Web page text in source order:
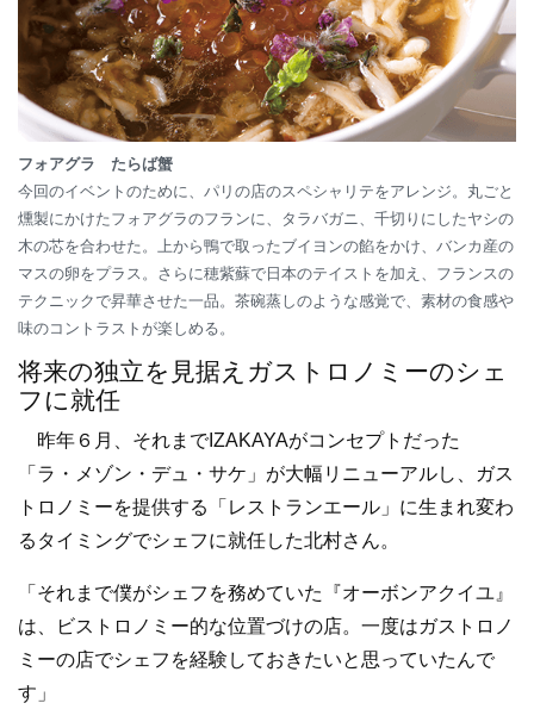
フォアグラ たらば蟹
今回のイベントのために、パリの店のスペシャリテをアレンジ。丸ごと
燻製にかけたフォアグラのフランに、タラバガニ、千切りにしたヤシの
木の芯を合わせた。上から鴨で取ったブイヨンの餡をかけ、バンカ産の
マスの卵をプラス。さらに穂紫蘇で日本のテイストを加え、フランスの
テクニックで昇華させた一品。茶碗蒸しのような感覚で、素材の食感や
味のコントラストが楽しめる。
将来の独立を見据えガストロノミーのシェ
フに就任
昨年６月、それまでIZAKAYAがコンセプトだった
「ラ・メゾン・デュ・サケ」が大幅リニューアルし、ガス
トロノミーを提供する「レストランエール」に生まれ変わ
るタイミングでシェフに就任した北村さん。
「それまで僕がシェフを務めていた『オーボンアクイユ』
は、ビストロノミー的な位置づけの店。一度はガストロノ
ミーの店でシェフを経験しておきたいと思っていたんで
す」